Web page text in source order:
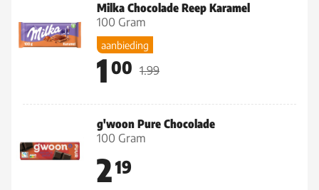
Milka Chocolade Reep Karamel
100 Gram
aanbieding
1 00 1.99
g'woon Pure Chocolade
100 Gram
219